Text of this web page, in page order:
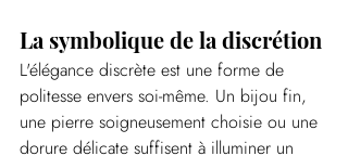
La symbolique de la discrétion
L'élégance discrète est une forme de
politesse envers soi-même. Un bijou fin,
une pierre soigneusement choisie ou une
dorure délicate suffisent à illuminer un